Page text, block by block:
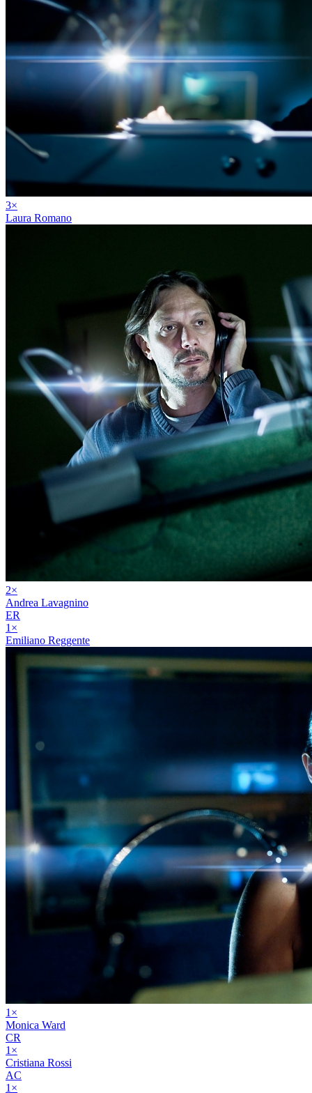
3×
Laura Romano
2×
Andrea Lavagnino
ER
1 ×
Emiliano Reggente
1 ×
Monica Ward
CR
1 ×
Cristiana Rossi
AC
1 ×